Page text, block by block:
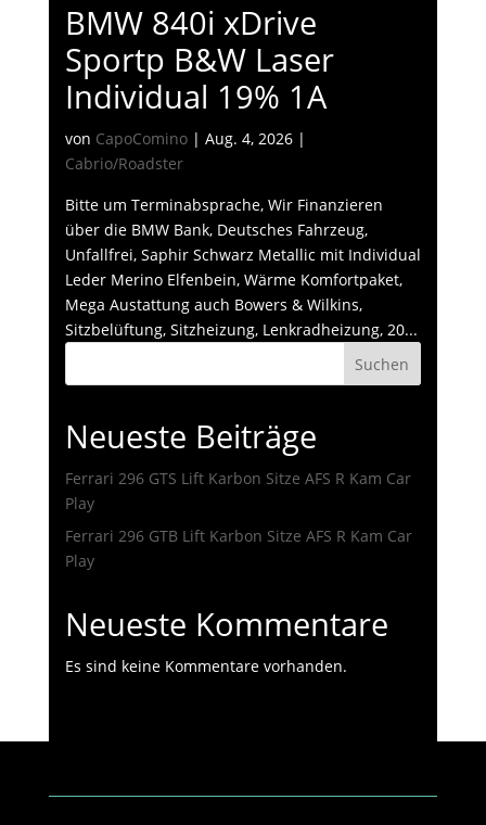
BMW 840i xDrive
Sportp B&W Laser
Individual 19% 1A
von CapoComino| Aug. 4, 2026|
Cabrio/Roadster
Bitte um Terminabsprache, Wir Finanzieren
über die BMW Bank, Deutsches Fahrzeug,
Unfallfrei, Saphir Schwarz Metallic mit Individual
Leder Merino Elfenbein, Wärme Komfortpaket,
Mega Austattung auch Bowers & Wilkins,
Sitzbelüftung, Sitzheizung, Lenkradheizung, 20...
Suchen
Neueste Beiträge
Ferrari 296 GTS Lift Karbon Sitze AFS R Kam Car
Play
Ferrari 296 GTB Lift Karbon Sitze AFS R Kam Car
Play
Neueste Kommentare
Es sind keine Kommentare vorhanden.